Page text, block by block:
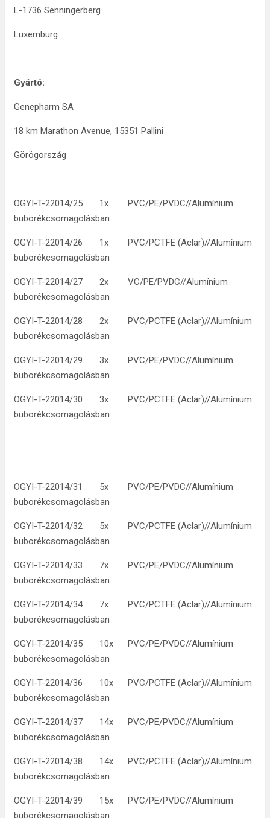
L-1736 Senningerberg
Luxemburg
Gyártó:
Genepharm SA
18 km Marathon Avenue, 15351 Pallini
Görögország
OGYI-T-22014/25 1x PVC/PE/PVDC//Alumínium
buborékcsomagolásban
OGYI-T-22014/26 1x PVC/PCTFE (Aclar)//Alumínium
buborékcsomagolásban
OGYI-T-22014/27 2x VC/PE/PVDC//Alumínium
buborékcsomagolásban
OGYI-T-22014/28 2x PVC/PCTFE (Aclar)//Alumínium
buborékcsomagolásban
OGYI-T-22014/29 3x PVC/PE/PVDC//Alumínium
buborékcsomagolásban
OGYI-T-22014/30 3x PVC/PCTFE (Aclar)//Alumínium
buborékcsomagolásban
OGYI-T-22014/31 5x PVC/PE/PVDC//Alumínium
buborékcsomagolásban
OGYI-T-22014/32 5x PVC/PCTFE (Aclar)//Alumínium
buborékcsomagolásban
OGYI-T-22014/33 7x PVC/PE/PVDC//Alumínium
buborékcsomagolásban
OGYI-T-22014/34 7x PVC/PCTFE (Aclar)//Alumínium
buborékcsomagolásban
OGYI-T-22014/35 10x PVC/PE/PVDC//Alumínium
buborékcsomagolásban
OGYI-T-22014/36 10x PVC/PCTFE (Aclar)//Alumínium
buborékcsomagolásban
OGYI-T-22014/37 14x PVC/PE/PVDC//Alumínium
buborékcsomagolásban
OGYI-T-22014/38 14x PVC/PCTFE (Aclar)//Alumínium
buborékcsomagolásban
OGYI-T-22014/39 15x PVC/PE/PVDC//Alumínium
buborékcsomagolásban